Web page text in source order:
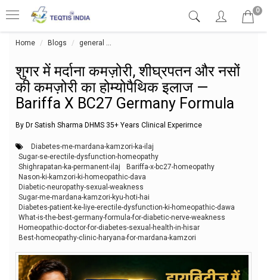
0
Home Blogs general
शुगर में मर्दाना कमज़ोरी, शीघ्रपतन और नसों
की कमज़ोरी का होम्योपैथिक इलाज —
Bariffa X BC27 Germany Formula
By Dr Satish Sharma DHMS 35+ Years Clinical Experirnce
Diabetes-me-mardana-kamzori-ka-ilaj
Sugar-se-erectile-dysfunction-homeopathy
Shighrapatan-ka-permanent-ilaj
Bariffa-x-bc27-homeopathy
Nason-ki-kamzori-ki-homeopathic-dava
Diabetic-neuropathy-sexual-weakness
Sugar-me-mardana-kamzori-kyu-hoti-hai
Diabetes-patient-ke-liye-erectile-dysfunction-ki-homeopathic-dawa
What-is-the-best-germany-formula-for-diabetic-nerve-weakness
Homeopathic-doctor-for-diabetes-sexual-health-in-hisar
Best-homeopathy-clinic-haryana-for-mardana-kamzori